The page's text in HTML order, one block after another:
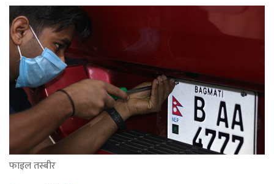
फाइल तस्बीर